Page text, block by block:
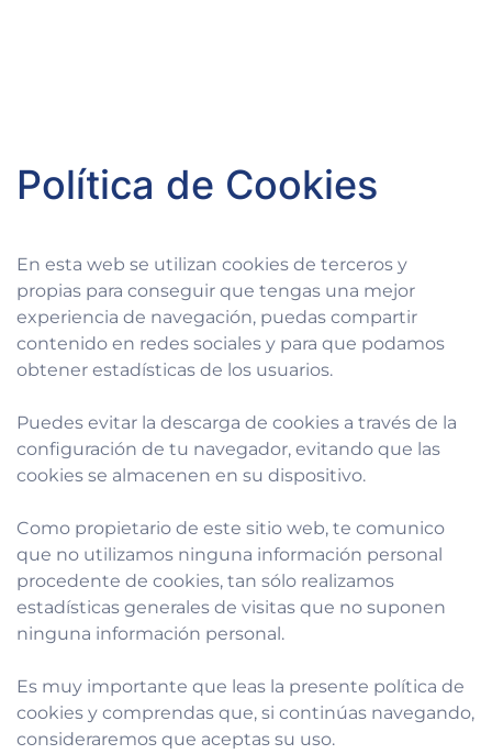
Política de Cookies
En esta web se utilizan cookies de terceros y
propias para conseguir que tengas una mejor
experiencia de navegación, puedas compartir
contenido en redes sociales y para que podamos
obtener estadísticas de los usuarios.
Puedes evitar la descarga de cookies a través de la
configuración de tu navegador, evitando que las
cookies se almacenen en su dispositivo.
Como propietario de este sitio web, te comunico
que no utilizamos ninguna información personal
procedente de cookies, tan sólo realizamos
estadísticas generales de visitas que no suponen
ninguna información personal.
Es muy importante que leas la presente política de
cookies y comprendas que, si continúas navegando,
consideraremos que aceptas su uso.